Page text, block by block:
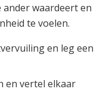
waardeert en
te voelen.
en leg een
en vertel elkaar